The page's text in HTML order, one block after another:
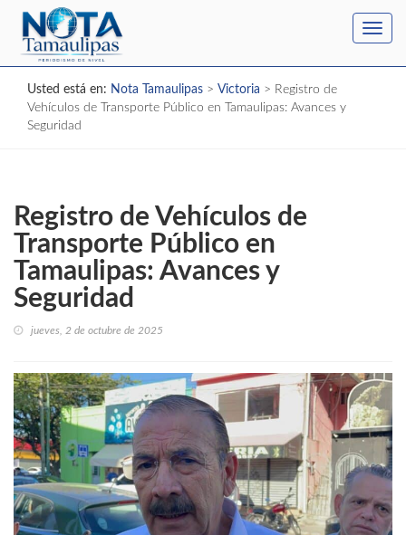
Usted está en: Nota Tamaulipas > Victoria > Registro de
Vehículos de Transporte Público en Tamaulipas: Avances y
Seguridad
Registro de Vehículos de
Transporte Público en
Tamaulipas: Avances y
Seguridad
jueves, 2 de octubre de 2025